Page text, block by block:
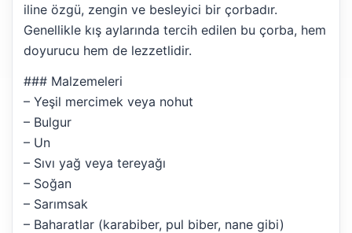
iline özgü, zengin ve besleyici bir çorbadır.
Genellikle kış aylarında tercih edilen bu çorba, hem
doyurucu hem de lezzetlidir.
### Malzemeleri
– Yeşil mercimek veya nohut
– Bulgur
– Un
– Sıvı yağ veya tereyağı
– Soğan
– Sarımsak
– Baharatlar (karabiber, pul biber, nane gibi)